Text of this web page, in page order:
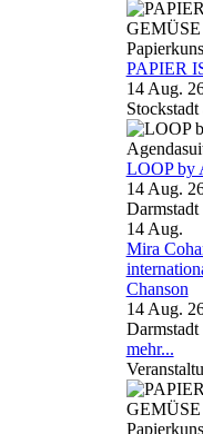
PAPIER
14 Aug.
LOOP by
14 Aug.
Darmstadt
14 Aug.
Mira
Chanson
14 Aug.
Darmstadt
mehr...